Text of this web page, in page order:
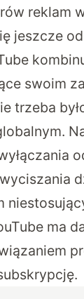
reklam
jeszcze
swoim
trzeba
ma